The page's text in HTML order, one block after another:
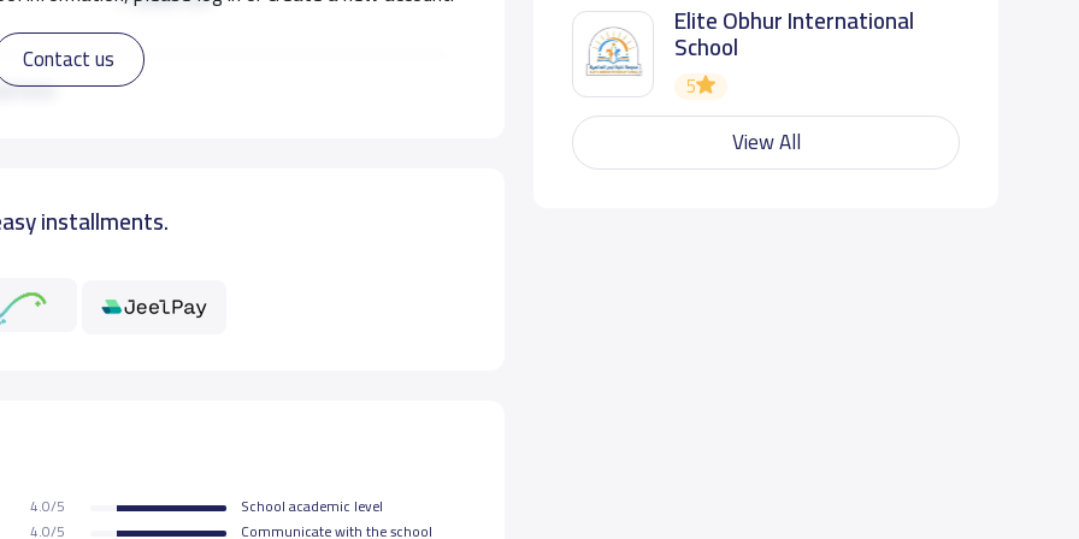
Contact us
more
11,000 S.R
14,000 S.R
14,000 S.R
14,000 S.R
installments.
4.0/5
School academic level
4.0/5
Communicate with the school
Elite Obhur International
School
5
View All